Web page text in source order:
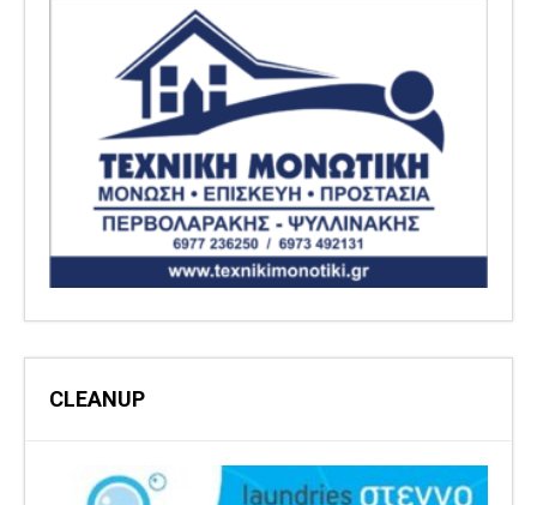
CLEANUP